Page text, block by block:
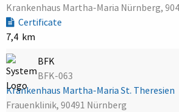
Krankenhaus Martha-Maria Nürnberg,
Certificate
7,4 km
BFK
BFK-063
Krankenhaus Martha-Maria St. Theresien
Frauenklinik, 90491 Nürnberg